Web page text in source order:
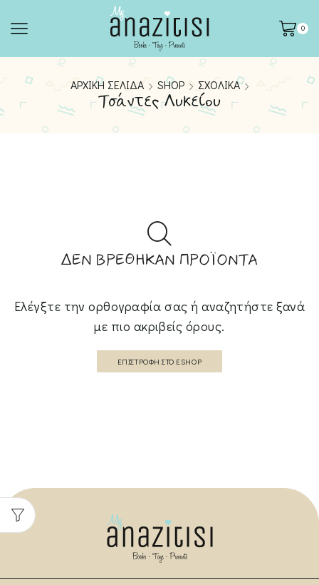
0
ΑΡΧΙΚΉ ΣΕΛΊΔΑ SHOP ΣΧΟΛΙΚΆ
Τσάντες Λυκείου
ΔΕΝ ΒΡΈΘΗΚΑΝ ΠΡΟΪΌΝΤΑ
Ελέγξτε την ορθογραφία σας ή αναζητήστε ξανά
με πιο ακριβείς όρους.
ΕΠΙΣΤΡΟΦΉ ΣΤΟ ESHOP